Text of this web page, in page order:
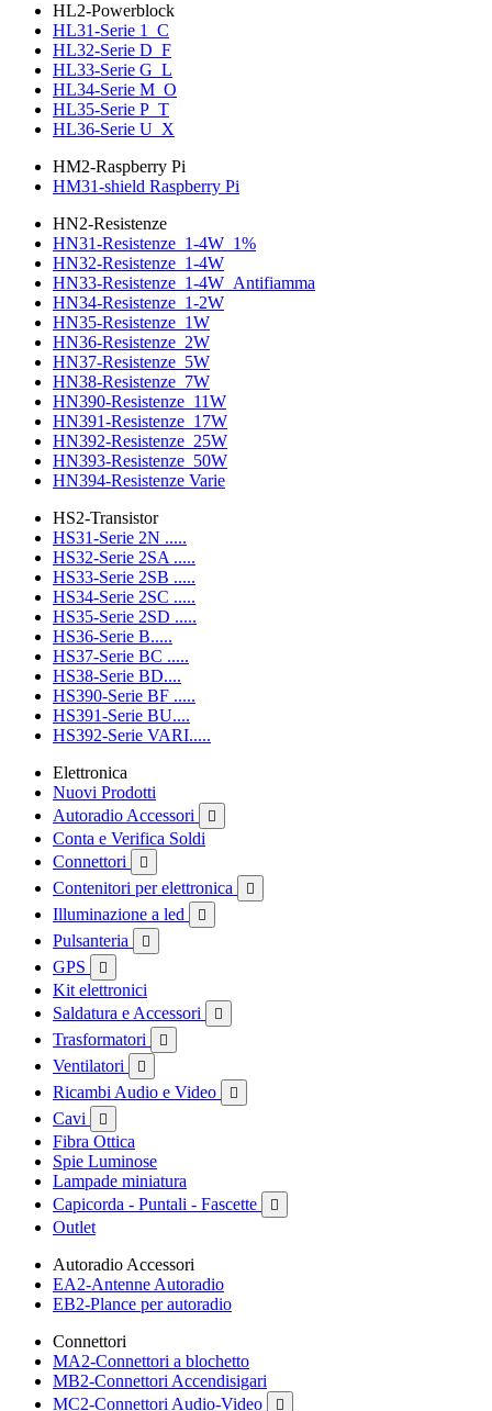
HL2-Powerblock
HL31-Serie 1_C
HL32-Serie D_F
HL33-Serie G_L
HL34-Serie M_O
HL35-Serie P_T
HL36-Serie U_X
HM2-Raspberry Pi
HM31-shield Raspberry Pi
HN2-Resistenze
HN31-Resistenze_1-4W_1%
HN32-Resistenze_1-4W
HN33-Resistenze_1-4W_Antifiamma
HN34-Resistenze_1-2W
HN35-Resistenze_1W
HN36-Resistenze_2W
HN37-Resistenze_5W
HN38-Resistenze_7W
HN390-Resistenze_11W
HN391-Resistenze_17W
HN392-Resistenze_25W
HN393-Resistenze_50W
HN394-Resistenze Varie
HS2-Transistor
HS31-Serie 2N .....
HS32-Serie 2SA .....
HS33-Serie 2SB .....
HS34-Serie 2SC .....
HS35-Serie 2SD .....
HS36-Serie B.....
HS37-Serie BC .....
HS38-Serie BD....
HS390-Serie BF .....
HS391-Serie BU....
HS392-Serie VARI.....
Elettronica
Nuovi Prodotti
Autoradio Accessori

Conta e Verifica Soldi
Connettori

Contenitori per elettronica 
Illuminazione a led 
Pulsanteria 
GPS 
Kit elettronici
Saldatura e Accessori

Trasformatori 
Ventilatori 
Ricambi Audio e Video 
Cavi 
Fibra Ottica
Spie Luminose
Lampade miniatura
Capicorda - Puntali - Fascette

Outlet
Autoradio Accessori
EA2-Antenne Autoradio
EB2-Plance per autoradio
Connettori
MA2-Connettori a blochetto
MB2-Connettori Accendisigari
MC2-Connettori Audio-Video
